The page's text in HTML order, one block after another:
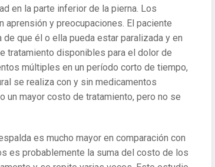
en la parte inferior de la pierna. Los
y preocupaciones. El paciente
que él o ella pueda estar paralizada y en
tratamiento disponibles para el dolor de
múltiples en un período corto de tiempo,
se realiza con y sin medicamentos
un mayor costo de tratamiento, pero no se
es mucho mayor en comparación con
es probablemente la suma del costo de los